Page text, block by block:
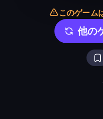
このゲーム
他の